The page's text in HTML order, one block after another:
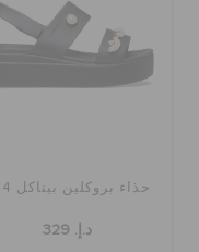
حذاء بروكلين بيناكل 4 يو
د.إ. 329